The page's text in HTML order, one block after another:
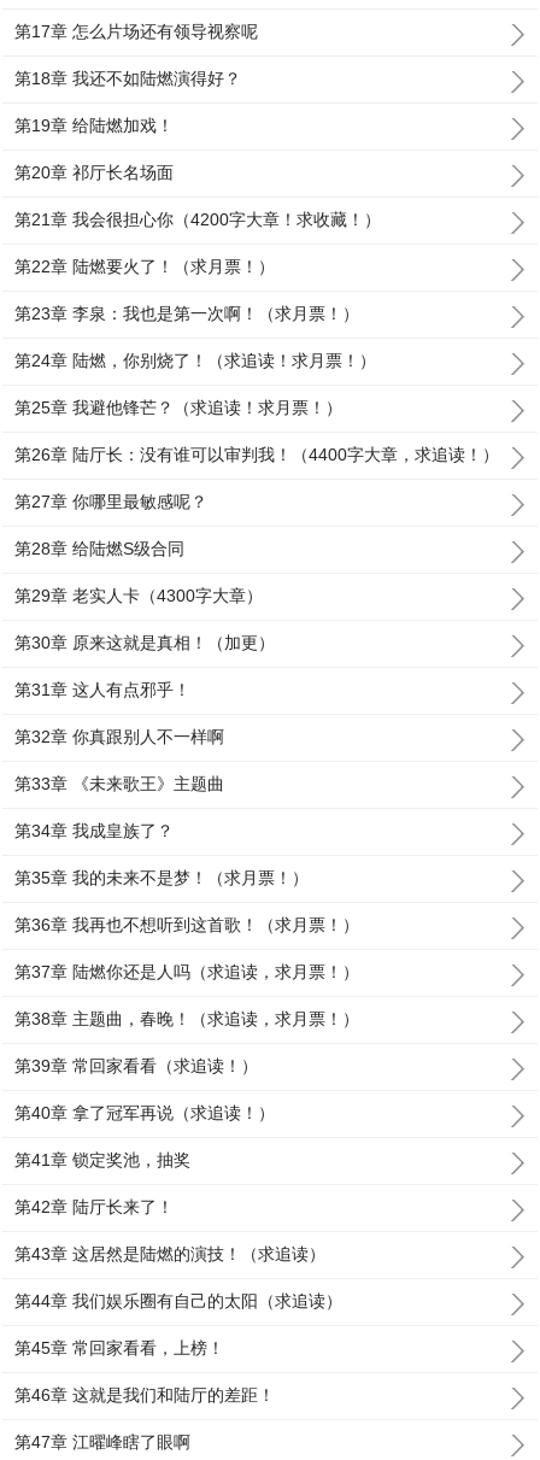
第17章 怎么片场还有领导视察呢
第18章 我还不如陆燃演得好？
第19章 给陆燃加戏！
第20章 祁厅长名场面
第21章 我会很担心你（4200字大章！求收藏！）
第22章 陆燃要火了！（求月票！）
第23章 李泉：我也是第一次啊！（求月票！）
第24章 陆燃，你别烧了！（求追读！求月票！）
第25章 我避他锋芒？（求追读！求月票！）
第26章 陆厅长：没有谁可以审判我！（4400字大章，求追读！）
第27章 你哪里最敏感呢？
第28章 给陆燃S级合同
第29章 老实人卡（4300字大章）
第30章 原来这就是真相！（加更）
第31章 这人有点邪乎！
第32章 你真跟别人不一样啊
第33章 《未来歌王》主题曲
第34章 我成皇族了？
第35章 我的未来不是梦！（求月票！）
第36章 我再也不想听到这首歌！（求月票！）
第37章 陆燃你还是人吗（求追读，求月票！）
第38章 主题曲，春晚！（求追读，求月票！）
第39章 常回家看看（求追读！）
第40章 拿了冠军再说（求追读！）
第41章 锁定奖池，抽奖
第42章 陆厅长来了！
第43章 这居然是陆燃的演技！（求追读）
第44章 我们娱乐圈有自己的太阳（求追读）
第45章 常回家看看，上榜！
第46章 这就是我们和陆厅的差距！
第47章 江曜峰瞎了眼啊